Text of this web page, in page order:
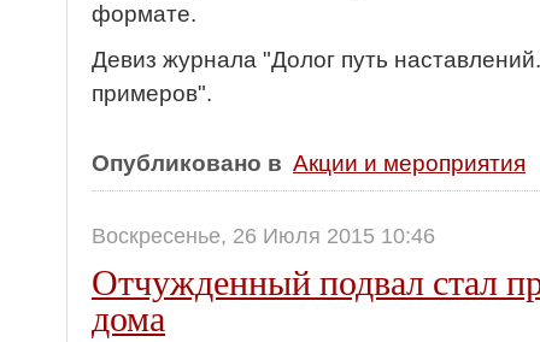
формате.
Девиз журнала "Долог путь
примеров".
Опубликовано в Акции и мероприятия
Воскресенье, 26 Июля 2015 10:46
Отчужденный подвал стал
дома